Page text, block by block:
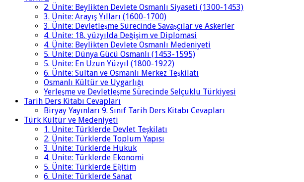
2. Ünite: Beylikten Devlete Osmanlı Siyaseti (1300-1453)
3. Ünite: Arayış Yılları (1600-1700)
3. Ünite: Devletleşme Sürecinde Savaşçılar ve Askerler
4. Ünite: 18. yüzyılda Değişim ve Diplomasi
4. Ünite: Beylikten Devlete Osmanlı Medeniyeti
5. Ünite: Dünya Gücü Osmanlı (1453-1595)
5. Ünite: En Uzun Yüzyıl (1800-1922)
6. Ünite: Sultan ve Osmanlı Merkez Teşkilatı
Osmanlı Kültür ve Uygarlığı
Yerleşme ve Devletleşme Sürecinde Selçuklu Türkiyesi
Tarih Ders Kitabı Cevapları
Biryay Yayınları 9. Sınıf Tarih Ders Kitabı Cevapları
Türk Kültür ve Medeniyeti
1. Ünite: Türklerde Devlet Teşkilatı
2. Ünite: Türklerde Toplum Yapısı
3. Ünite: Türklerde Hukuk
4. Ünite: Türklerde Ekonomi
5. Ünite: Türklerde Eğitim
6. Ünite: Türklerde Sanat